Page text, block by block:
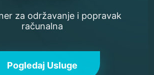
za održavanje i popravak
računalna
Pogledaj Usluge